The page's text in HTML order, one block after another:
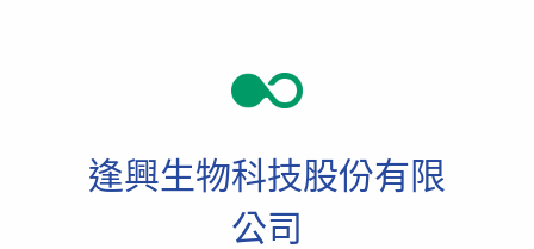
逢興生物科技股份有限
公司